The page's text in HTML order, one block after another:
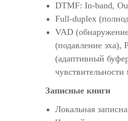
DTMF: In-band,
Full-duplex
VAD
(подавление эха),
(адаптивный
Записные книги
Локальная